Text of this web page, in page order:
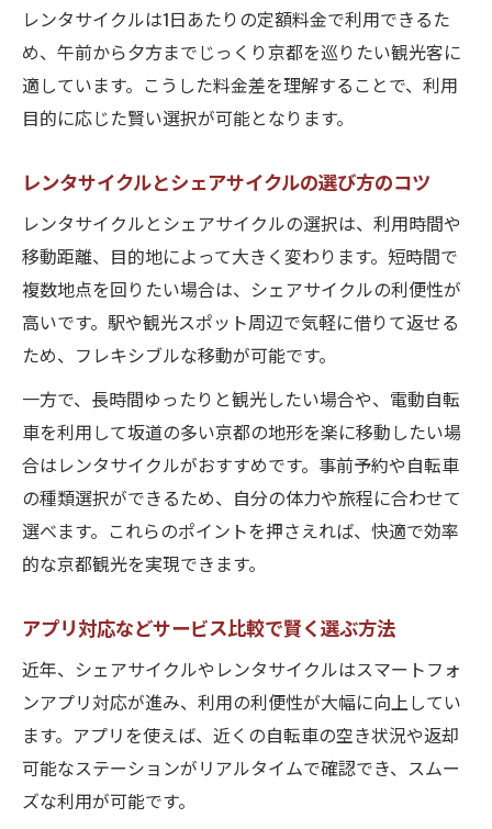
レンタサイクルは1日あたりの定額料金で利用できるた
め、午前から夕方までじっくり京都を巡りたい観光客に
適しています。こうした料金差を理解することで、利用
目的に応じた賢い選択が可能となります。
レンタサイクルとシェアサイクルの選び方のコツ
レンタサイクルとシェアサイクルの選択は、利用時間や
移動距離、目的地によって大きく変わります。短時間で
複数地点を回りたい場合は、シェアサイクルの利便性が
高いです。駅や観光スポット周辺で気軽に借りて返せる
ため、フレキシブルな移動が可能です。
一方で、長時間ゆったりと観光したい場合や、電動自転
車を利用して坂道の多い京都の地形を楽に移動したい場
合はレンタサイクルがおすすめです。事前予約や自転車
の種類選択ができるため、自分の体力や旅程に合わせて
選べます。これらのポイントを押さえれば、快適で効率
的な京都観光を実現できます。
アプリ対応などサービス比較で賢く選ぶ方法
近年、シェアサイクルやレンタサイクルはスマートフォ
ンアプリ対応が進み、利用の利便性が大幅に向上してい
ます。アプリを使えば、近くの自転車の空き状況や返却
可能なステーションがリアルタイムで確認でき、スムー
ズな利用が可能です。